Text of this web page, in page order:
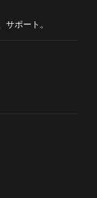
ポート。